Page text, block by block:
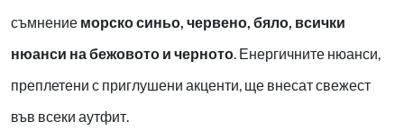
съмнение морско синьо, червено, бяло, всички
нюанси на бежовото и черното. Енергичните нюанси,
преплетени с приглушени акценти, ще внесат свежест
във всеки аутфит.